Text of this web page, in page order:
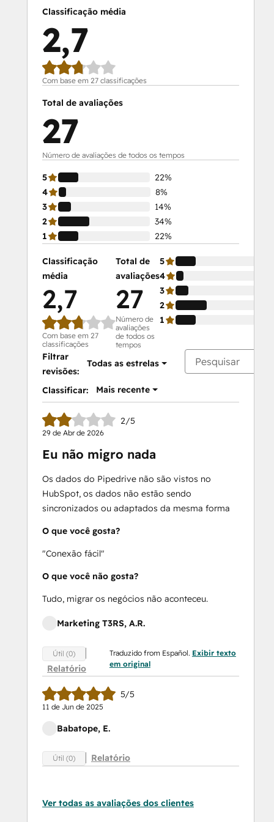
Classificação média
2,7
Com base em 27 classificações
Total de avaliações
27
Número de avaliações de todos os tempos
5
22%
4
8%
3
14%
2
34%
1
22%
Classificação
média
2,7
Com base em 27
classificações
Total de
avaliações
27
Número de
avaliações
de todos os
tempos
5
4
3
2
1
Filtrar
revisões:
Todas as estrelas
Classificar: Mais recente
2/5
29 de Abr de 2026
Eu não migro nada
Os dados do Pipedrive não são vistos no
HubSpot, os dados não estão sendo
sincronizados ou adaptados da mesma forma
O que você gosta?
"Conexão fácil"
O que você não gosta?
Tudo, migrar os negócios não aconteceu.
Marketing T3RS, A.R.
Útil (0)
Relatório
Traduzido from Español. Exibir texto
em original
5/5
11 de Jun de 2025
Babatope, E.
Útil (0) Relatório
Ver todas as avaliações dos clientes